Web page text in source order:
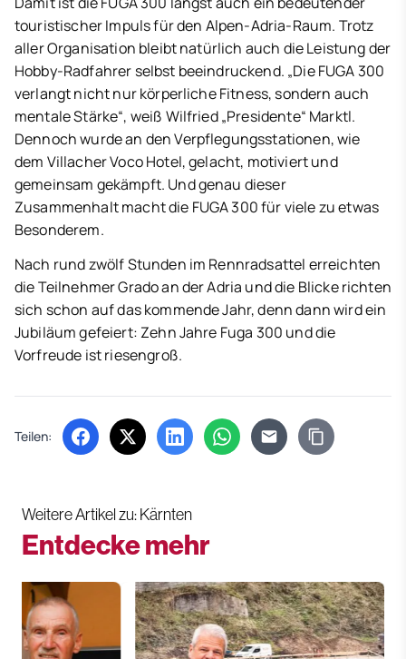
touristischer Impuls für den Alpen-Adria-Raum. Trotz
aller Organisation bleibt natürlich auch die Leistung der
Hobby-Radfahrer selbst beeindruckend. „Die FUGA 300
verlangt nicht nur körperliche Fitness, sondern auch
mentale Stärke“, weiß Wilfried „Presidente“ Marktl.
Dennoch wurde an den Verpflegungsstationen, wie
dem Villacher Voco Hotel, gelacht, motiviert und
gemeinsam gekämpft. Und genau dieser
Zusammenhalt macht die FUGA 300 für viele zu etwas
Besonderem.
Nach rund zwölf Stunden im Rennradsattel erreichten
die Teilnehmer Grado an der Adria und die Blicke richten
sich schon auf das kommende Jahr, denn dann wird ein
Jubiläum gefeiert: Zehn Jahre Fuga 300 und die
Vorfreude ist riesengroß.
Teilen: (öffnet in neuem Tab)
(öffnet in neuem Tab)
(öffnet in neuem Tab)
(öffnet in neuem Tab)
Weitere Artikel zu: Kärnten
Entdecke mehr